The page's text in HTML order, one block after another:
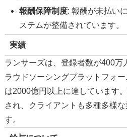
報酬保障制度: 報酬が未払い
ステムが整備されています。
実績
ランサーズは、登録者数が400万
ラウドソーシングプラットフォ
は2000億円以上に達しています
され、クライアントも多種多様
す。